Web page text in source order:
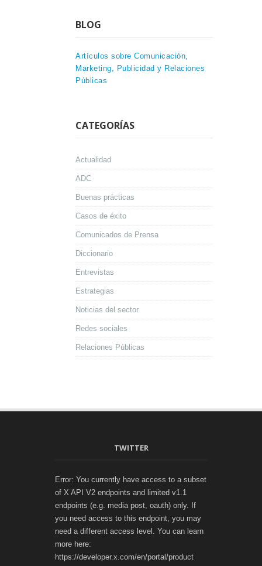
BLOG
Artículos sobre Comunicación,
Marketing, Publicidad y Relaciones
Públicas
CATEGORÍAS
Actualidad
ADC
Buenas prácticas
Casos de éxito
Comunicados de Prensa
Diccionario
Entrevistas
Estrategias
Noticias del sector
Redes sociales
Relaciones Públicas
TWITTER
Error: You currently have access to a subset
of X API V2 endpoints and limited v1.1
endpoints (e.g. media post, oauth) only. If
you need access to this endpoint, you may
need a different access level. You can learn
more here:
https://developer.x.com/en/portal/product